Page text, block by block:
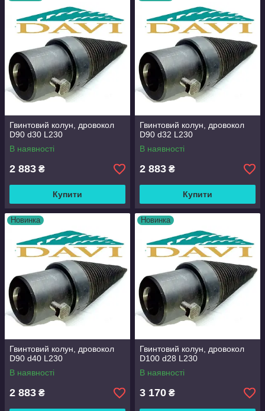
Гвинтовий колун, дровокол
D90 d30 L230
В наявності
2 883 ₴
Купити
Гвинтовий колун, дровокол
D90 d32 L230
В наявності
2 883 ₴
Купити
Новинка
Гвинтовий колун, дровокол
D90 d40 L230
В наявності
2 883 ₴
Новинка
Гвинтовий колун, дровокол
D100 d28 L230
В наявності
3 170 ₴